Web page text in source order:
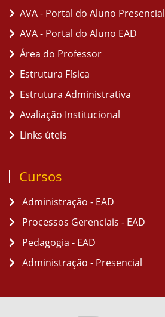
AVA - Portal do Aluno Presencial
AVA - Portal do Aluno EAD
Área do Professor
Estrutura Física
Estrutura Administrativa
Avaliação Institucional
Links úteis
Cursos
Administração - EAD
Processos Gerenciais - EAD
Pedagogia - EAD
Administração - Presencial